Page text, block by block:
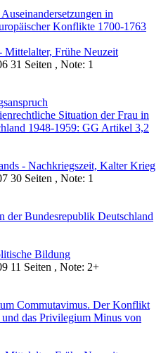
in
Konflikte 1700-1763
Mittelalter, Frühe Neuzeit
31 Seiten , Note: 1
Situation der Frau in
1948-1959: GG Artikel 3,2
- Nachkriegszeit, Kalter Krieg
30 Seiten , Note: 1
der Bundesrepublik Deutschland
Bildung
11 Seiten , Note: 2+
Commutavimus. Der Konflikt
das Privilegium Minus von